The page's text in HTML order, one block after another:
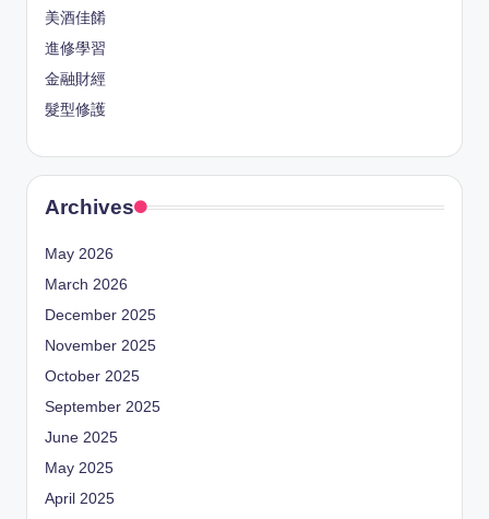
美酒佳餚
進修學習
金融財經
髮型修護
Archives
May 2026
March 2026
December 2025
November 2025
October 2025
September 2025
June 2025
May 2025
April 2025